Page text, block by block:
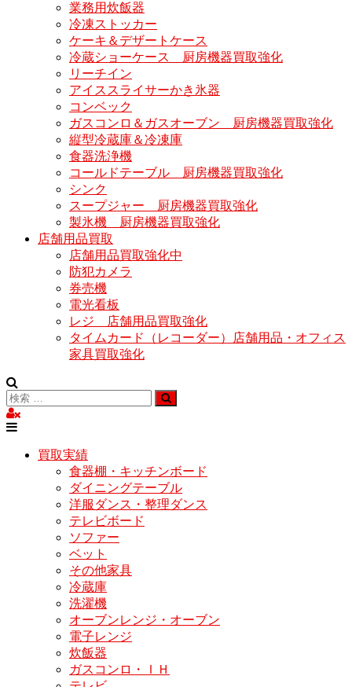
業務用炊飯器
冷凍ストッカー
ケーキ＆デザートケース
冷蔵ショーケース 厨房機器買取強化
リーチイン
アイススライサーかき氷器
コンベック
ガスコンロ＆ガスオーブン 厨房機器買取強化
縦型冷蔵庫＆冷凍庫
食器洗浄機
コールドテーブル 厨房機器買取強化
シンク
スープジャー 厨房機器買取強化
製氷機 厨房機器買取強化
店舗用品買取
店舗用品買取強化中
防犯カメラ
券売機
電光看板
レジ 店舗用品買取強化
タイムカード（レコーダー）店舗用品・オフィス
家具買取強化
買取実績
食器棚・キッチンボード
ダイニングテーブル
洋服ダンス・整理ダンス
テレビボード
ソファー
ベット
その他家具
冷蔵庫
洗濯機
オーブンレンジ・オーブン
電子レンジ
炊飯器
ガスコンロ・ＩＨ